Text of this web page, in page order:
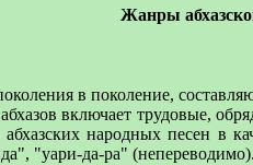
Жанры
в поколение,
включает трудовые,
народных песен в
"уари-да-ра" (непереводимо).